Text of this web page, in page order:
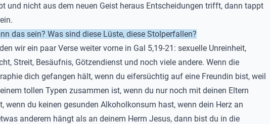
und nicht aus dem neuen Geist heraus Entscheidungen trifft, dann tappt
das sein? Was sind diese Lüste, diese Stolperfallen?
wir ein paar Verse weiter vorne in Gal 5,19-21: sexuelle Unreinheit,
Streit, Besäufnis, Götzendienst und noch viele andere. Wenn die
dich gefangen hält, wenn du eifersüchtig auf eine Freundin bist, weil
tollen Typen zusammen ist, wenn du nur noch mit deinen Eltern
wenn du keinen gesunden Alkoholkonsum hast, wenn dein Herz an
anderem hängt als an deinem Herrn Jesus, dann bist du in die